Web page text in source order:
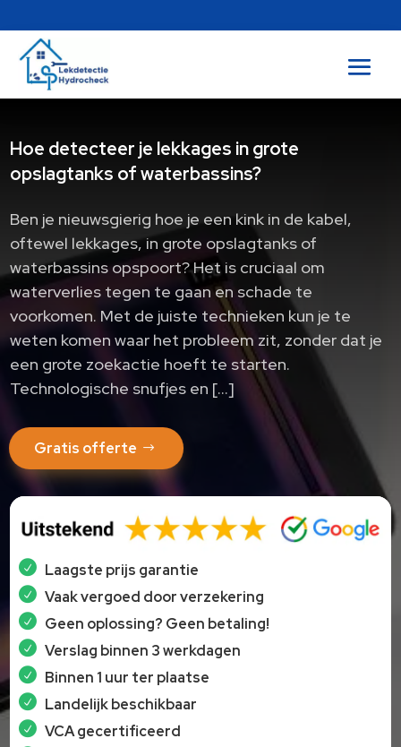
Hoe detecteer je lekkages in grote
opslagtanks of waterbassins?
Ben je nieuwsgierig hoe je een kink in de kabel,
oftewel lekkages, in grote opslagtanks of
waterbassins opspoort? Het is cruciaal om
waterverlies tegen te gaan en schade te
voorkomen. Met de juiste technieken kun je te
weten komen waar het probleem zit, zonder dat je
een grote zoekactie hoeft te starten.
Technologische snufjes en […]
Gratis offerte
Laagste prijs garantie
Vaak vergoed door verzekering
Geen oplossing? Geen betaling!
Verslag binnen 3 werkdagen
Binnen 1 uur ter plaatse
Landelijk beschikbaar
VCA gecertificeerd